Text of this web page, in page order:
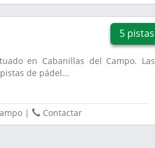
5 pistas
en Cabanillas del Campo. Las
de pádel...
| Contactar